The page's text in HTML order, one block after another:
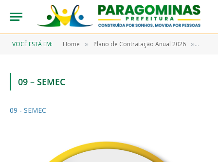
VOCÊ ESTÁ EM: Home » Plano de Contratação Anual 2026 »
09 – SEMEC
09 - SEMEC